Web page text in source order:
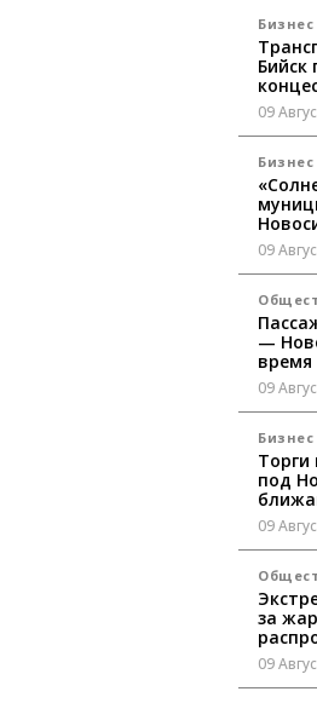
Бизнес
Бийск
09
Бизнес
09
—
время
09
Бизнес
Торги
под
09
за
09